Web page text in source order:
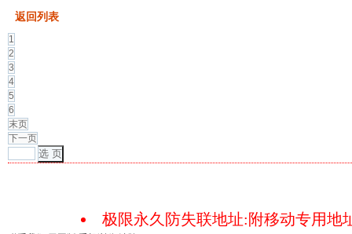
返回列表
1
2
3
4
5
6
末页
下一页
选 页
极限永久防失联地址:附移动专用地